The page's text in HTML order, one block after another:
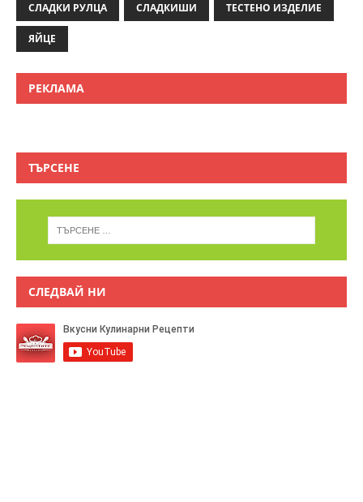
СЛАДКИ РУЛЦА СЛАДКИШИ ТЕСТЕНО ИЗДЕЛИЕ
ЯЙЦЕ
РЕКЛАМА
ТЪРСЕНЕ
СЛЕДВАЙ НИ